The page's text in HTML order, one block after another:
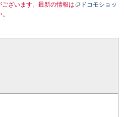
ざいます。最新の情報は
ドコモショッ